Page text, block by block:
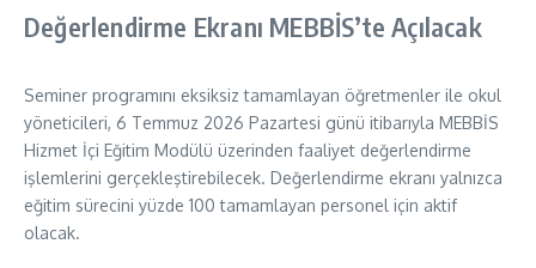
Değerlendirme Ekranı MEBBİS’te Açılacak
Seminer programını eksiksiz tamamlayan öğretmenler ile okul
yöneticileri, 6 Temmuz 2026 Pazartesi günü itibarıyla MEBBİS
Hizmet İçi Eğitim Modülü üzerinden faaliyet değerlendirme
işlemlerini gerçekleştirebilecek. Değerlendirme ekranı yalnızca
eğitim sürecini yüzde 100 tamamlayan personel için aktif
olacak.